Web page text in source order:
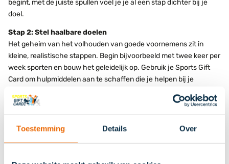
Toestemming Details Over
begint, met de juiste spullen voel je je al een stap dichter bij je
doel.
Stap 2: Stel haalbare doelen
Het geheim van het volhouden van goede voornemens zit in
kleine, realistische stappen. Begin bijvoorbeeld met twee keer per
week sporten en bouw het geleidelijk op. Gebruik je Sports Gift
Card om hulpmiddelen aan te schaffen die je helpen bij je
trainingsschema kan helpen! Zo kun je je prestaties meten en blijf
je gemotiveerd.
Stap 3: Maak sporten leuk
Sporten hoeft geen straf te zijn. Ga voor een sport die je echt